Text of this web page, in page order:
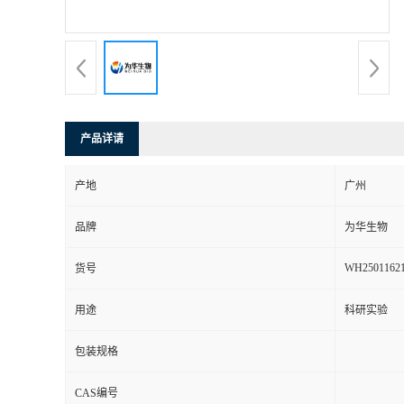
产品详请
产地 广州
品牌 为华生物
货号
用途 科研实验
包装规格
CAS编号